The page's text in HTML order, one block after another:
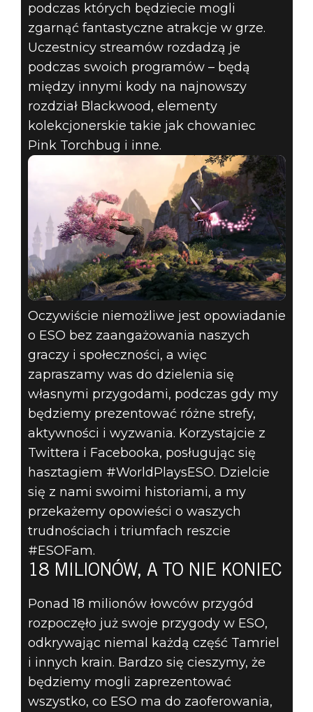
podczas których będziecie mogli
zgarnąć fantastyczne atrakcje w grze.
Uczestnicy streamów rozdadzą je
podczas swoich programów – będą
między innymi kody na najnowszy
rozdział Blackwood, elementy
kolekcjonerskie takie jak chowaniec
Pink Torchbug i inne.
Oczywiście niemożliwe jest opowiadanie
o ESO bez zaangażowania naszych
graczy i społeczności, a więc
zapraszamy was do dzielenia się
własnymi przygodami, podczas gdy my
będziemy prezentować różne strefy,
aktywności i wyzwania. Korzystajcie z
Twittera i Facebooka, posługując się
hasztagiem #WorldPlaysESO. Dzielcie
się z nami swoimi historiami, a my
przekażemy opowieści o waszych
trudnościach i triumfach reszcie
#ESOFam.
18 MILIONÓW, A TO NIE KONIEC
Ponad 18 milionów łowców przygód
rozpoczęło już swoje przygody w ESO,
odkrywając niemal każdą część Tamriel
i innych krain. Bardzo się cieszymy, że
będziemy mogli zaprezentować
wszystko, co ESO ma do zaoferowania,